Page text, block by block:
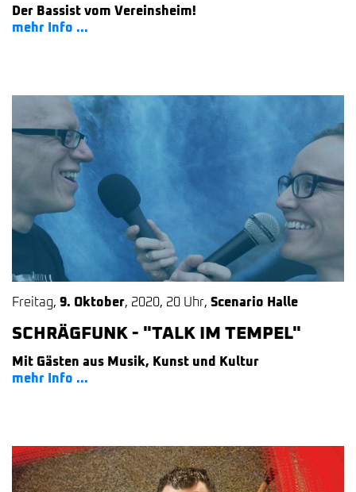
Der Bassist vom Vereinsheim!
mehr Info ...
Freitag, 9. Oktober, 2020, 20 Uhr, Scenario Halle
SCHRÄGFUNK - "TALK IM TEMPEL"
Mit Gästen aus Musik, Kunst und Kultur
mehr Info ...